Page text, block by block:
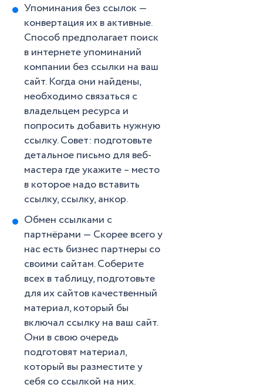
Упоминания без ссылок —
конвертация их в активные.
Способ предполагает поиск
в интернете упоминаний
компании без ссылки на ваш
сайт. Когда они найдены,
необходимо связаться с
владельцем ресурса и
попросить добавить нужную
ссылку. Совет: подготовьте
детальное письмо для веб-
мастера где укажите – место
в которое надо вставить
ссылку, ссылку, анкор.
Обмен ссылками с
партнёрами — Скорее всего у
нас есть бизнес партнеры со
своими сайтам. Соберите
всех в таблицу, подготовьте
для их сайтов качественный
материал, который бы
включал ссылку на ваш сайт.
Они в свою очередь
подготовят материал,
который вы разместите у
себя со ссылкой на них.